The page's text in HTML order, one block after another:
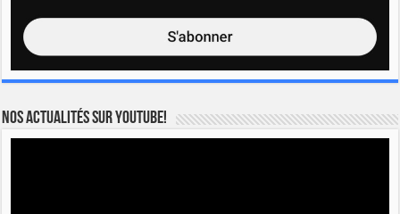
Nos actualités sur YOUTUBE!